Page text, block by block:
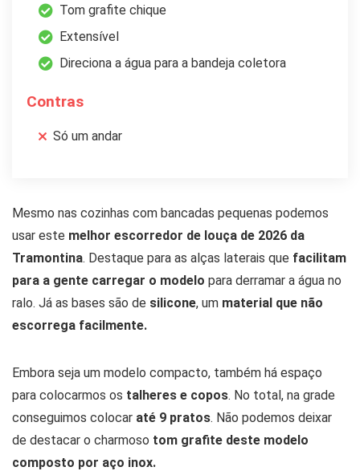
Tom grafite chique
Extensível
Direciona a água para a bandeja coletora
Contras
Só um andar
Mesmo nas cozinhas com bancadas pequenas podemos
usar este melhor escorredor de louça de 2026 da
Tramontina. Destaque para as alças laterais que facilitam
para a gente carregar o modelo para derramar a água no
ralo. Já as bases são de silicone, um material que não
escorrega facilmente.
Embora seja um modelo compacto, também há espaço
para colocarmos os talheres e copos. No total, na grade
conseguimos colocar até 9 pratos. Não podemos deixar
de destacar o charmoso tom grafite deste modelo
composto por aço inox.